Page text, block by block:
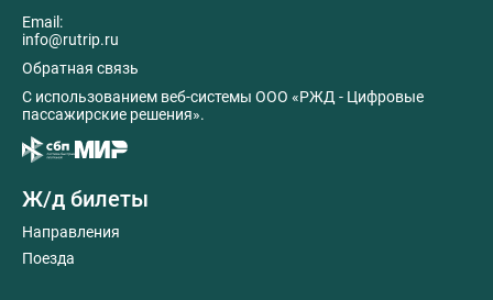
Email:
info@rutrip.ru
Обратная связь
C использованием веб-системы ООО «РЖД - Цифровые
пассажирские решения».
Ж/д билеты
Направления
Поезда